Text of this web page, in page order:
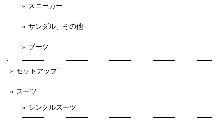
スニーカー
サンダル、その他
ブーツ
セットアップ
スーツ
シングルスーツ